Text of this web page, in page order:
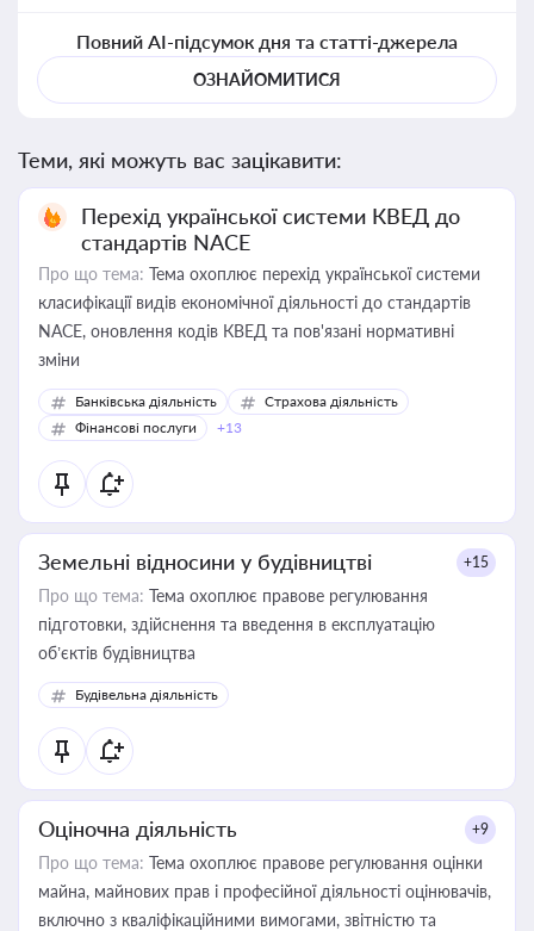
Повний AI-підсумок дня та статті-джерела
ОЗНАЙОМИТИСЯ
Теми, які можуть вас зацікавити:
Перехід української системи КВЕД до
стандартів NACE
Про що тема: Тема охоплює перехід української системи
класифікації видів економічної діяльності до стандартів
NACE, оновлення кодів КВЕД та пов'язані нормативні
зміни
Банківська діяльність
Страхова діяльність
Фінансові послуги
+13
Земельні відносини у будівництві +15
Про що тема: Тема охоплює правове регулювання
підготовки, здійснення та введення в експлуатацію
об’єктів будівництва
Будівельна діяльність
Оціночна діяльність +9
Про що тема: Тема охоплює правове регулювання оцінки
майна, майнових прав і професійної діяльності оцінювачів,
включно з кваліфікаційними вимогами, звітністю та